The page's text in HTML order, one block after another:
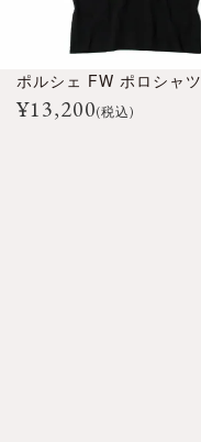
ポルシェ FW ポロシャツ
¥13,200(税込)